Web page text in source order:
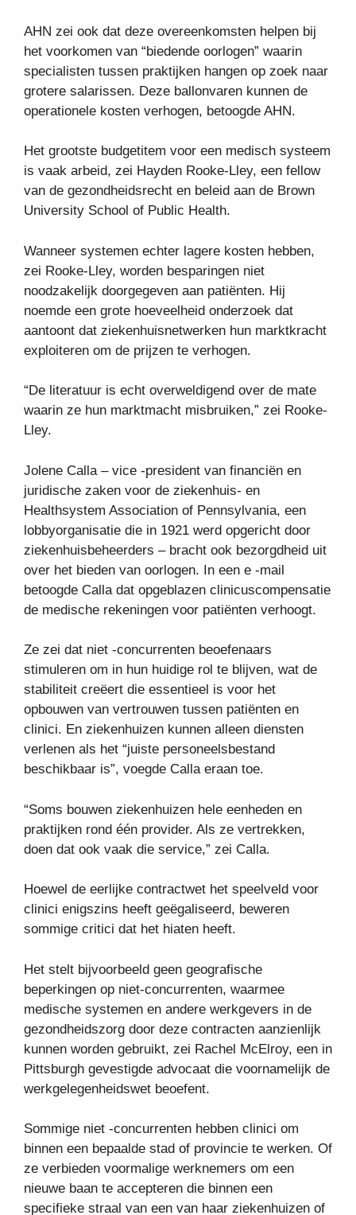
AHN zei ook dat deze overeenkomsten helpen bij
het voorkomen van “biedende oorlogen” waarin
specialisten tussen praktijken hangen op zoek naar
grotere salarissen. Deze ballonvaren kunnen de
operationele kosten verhogen, betoogde AHN.
Het grootste budgetitem voor een medisch systeem
is vaak arbeid, zei Hayden Rooke-Lley, een fellow
van de gezondheidsrecht en beleid aan de Brown
University School of Public Health.
Wanneer systemen echter lagere kosten hebben,
zei Rooke-Lley, worden besparingen niet
noodzakelijk doorgegeven aan patiënten. Hij
noemde een grote hoeveelheid onderzoek dat
aantoont dat ziekenhuisnetwerken hun marktkracht
exploiteren om de prijzen te verhogen.
“De literatuur is echt overweldigend over de mate
waarin ze hun marktmacht misbruiken,” zei Rooke-
Lley.
Jolene Calla – vice -president van financiën en
juridische zaken voor de ziekenhuis- en
Healthsystem Association of Pennsylvania, een
lobbyorganisatie die in 1921 werd opgericht door
ziekenhuisbeheerders – bracht ook bezorgdheid uit
over het bieden van oorlogen. In een e -mail
betoogde Calla dat opgeblazen clinicuscompensatie
de medische rekeningen voor patiënten verhoogt.
Ze zei dat niet -concurrenten beoefenaars
stimuleren om in hun huidige rol te blijven, wat de
stabiliteit creëert die essentieel is voor het
opbouwen van vertrouwen tussen patiënten en
clinici. En ziekenhuizen kunnen alleen diensten
verlenen als het “juiste personeelsbestand
beschikbaar is”, voegde Calla eraan toe.
“Soms bouwen ziekenhuizen hele eenheden en
praktijken rond één provider. Als ze vertrekken,
doen dat ook vaak die service,” zei Calla.
Hoewel de eerlijke contractwet het speelveld voor
clinici enigszins heeft geëgaliseerd, beweren
sommige critici dat het hiaten heeft.
Het stelt bijvoorbeeld geen geografische
beperkingen op niet-concurrenten, waarmee
medische systemen en andere werkgevers in de
gezondheidszorg door deze contracten aanzienlijk
kunnen worden gebruikt, zei Rachel McElroy, een in
Pittsburgh gevestigde advocaat die voornamelijk de
werkgelegenheidswet beoefent.
Sommige niet -concurrenten hebben clinici om
binnen een bepaalde stad of provincie te werken. Of
ze verbieden voormalige werknemers om een ​​
nieuwe baan te accepteren die binnen een
specifieke straal van een van haar ziekenhuizen of